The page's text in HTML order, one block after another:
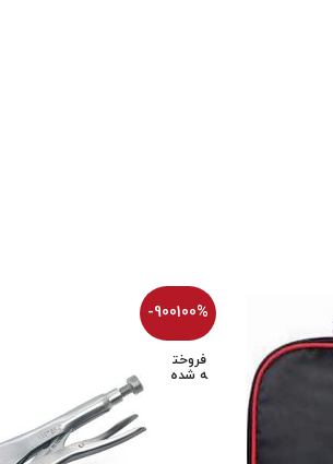
-900100%
فروخت
ه شده